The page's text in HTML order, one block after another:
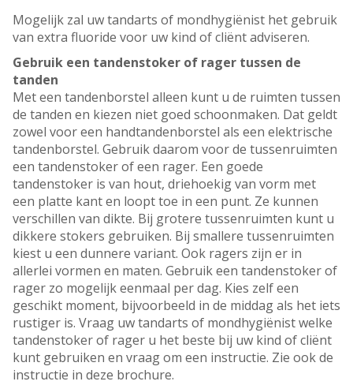
Mogelijk zal uw tandarts of mondhygiënist het gebruik
van extra fluoride voor uw kind of cliënt adviseren.
Gebruik een tandenstoker of rager tussen de
tanden
Met een tandenborstel alleen kunt u de ruimten tussen
de tanden en kiezen niet goed schoonmaken. Dat geldt
zowel voor een handtandenborstel als een elektrische
tandenborstel. Gebruik daarom voor de tussenruimten
een tandenstoker of een rager. Een goede
tandenstoker is van hout, driehoekig van vorm met
een platte kant en loopt toe in een punt. Ze kunnen
verschillen van dikte. Bij grotere tussenruimten kunt u
dikkere stokers gebruiken. Bij smallere tussenruimten
kiest u een dunnere variant. Ook ragers zijn er in
allerlei vormen en maten. Gebruik een tandenstoker of
rager zo mogelijk eenmaal per dag. Kies zelf een
geschikt moment, bijvoorbeeld in de middag als het iets
rustiger is. Vraag uw tandarts of mondhygiënist welke
tandenstoker of rager u het beste bij uw kind of cliënt
kunt gebruiken en vraag om een instructie. Zie ook de
instructie in deze brochure.